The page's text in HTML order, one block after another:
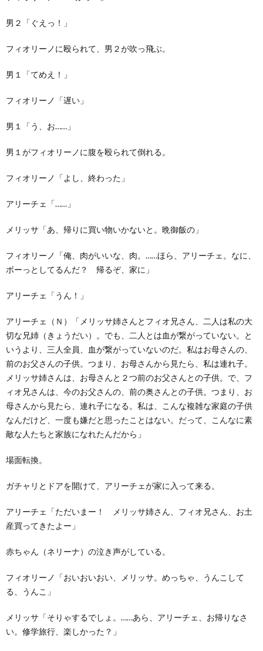
男２「ぐえっ！」
フィオリーノに殴られて、男２が吹っ飛ぶ。
男１「てめえ！」
フィオリーノ「遅い」
男１「う、お……」
男１がフィオリーノに腹を殴られて倒れる。
フィオリーノ「よし、終わった」
アリーチェ「……」
メリッサ「あ、帰りに買い物いかないと。晩御飯の」
フィオリーノ「俺、肉がいいな、肉。……ほら、アリーチェ。なに、
ボーっとしてるんだ？ 帰るぞ、家に」
アリーチェ「うん！」
アリーチェ（Ｎ）「メリッサ姉さんとフィオ兄さん、二人は私の大
切な兄姉（きょうだい）。でも、二人とは血が繋がっていない。と
いうより、三人全員、血が繋がっていないのだ。私はお母さんの、
前のお父さんの子供。つまり、お母さんから見たら、私は連れ子。
メリッサ姉さんは、お母さんと２つ前のお父さんとの子供。で、フ
ィオ兄さんは、今のお父さんの、前の奥さんとの子供。つまり、お
母さんから見たら、連れ子になる。私は、こんな複雑な家庭の子供
なんだけど、一度も嫌だと思ったことはない。だって、こんなに素
敵な人たちと家族になれたんだから」
場面転換。
ガチャリとドアを開けて、アリーチェが家に入って来る。
アリーチェ「ただいまー！ メリッサ姉さん、フィオ兄さん、お土
産買ってきたよー」
赤ちゃん（ネリーナ）の泣き声がしている。
フィオリーノ「おいおいおい、メリッサ。めっちゃ、うんこして
る、うんこ」
メリッサ「そりゃするでしょ。……あら、アリーチェ、お帰りなさ
い。修学旅行、楽しかった？」